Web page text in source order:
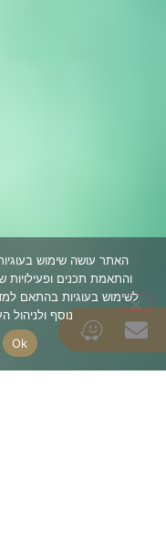
והתאמת תכנים
לשימוש בעוגיות בהתאם
נוסף ולניהול
Ok